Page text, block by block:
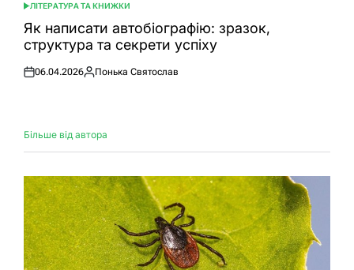
ОПУБЛІКУВАТИ
У
ЛІТЕРАТУРА ТА КНИЖКИ
Як написати автобіографію: зразок,
структура та секрети успіху
Оприлюднено
06.04.2026
Опубліковано
Понька Святослав
Більше від автора